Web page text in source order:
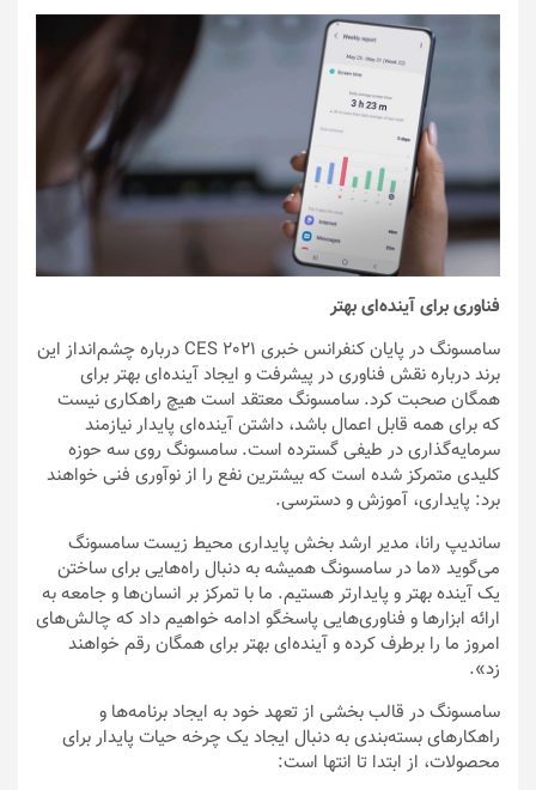
فناوری برای آینده‌ای بهتر
سامسونگ در پایان کنفرانس خبری CES 2021 درباره چشم‌انداز این
برند درباره نقش فناوری در پیشرفت و ایجاد آینده‌ای بهتر برای
همگان صحبت کرد. سامسونگ معتقد است هیچ راهکاری نیست
که برای همه قابل اعمال باشد، داشتن آینده‌ای پایدار نیازمند
سرمایه‌گذاری در طیفی گسترده است. سامسونگ روی سه حوزه
کلیدی متمرکز شده است که بیشترین نفع را از نوآوری فنی خواهند
برد: پایداری، آموزش و دسترسی.
ساندیپ رانا، مدیر ارشد بخش پایداری محیط زیست سامسونگ
می‌گوید «ما در سامسونگ همیشه به دنبال راه‌هایی برای ساختن
یک آینده بهتر و پایدارتر هستیم. ما با تمرکز بر انسان‌ها و جامعه به
ارائه ابزارها و فناوری‌هایی پاسخگو ادامه خواهیم داد که چالش‌های
امروز ما را برطرف کرده و آینده‌ای بهتر برای همگان رقم خواهند
زد».
سامسونگ در قالب بخشی از تعهد خود به ایجاد برنامه‌ها و
راهکارهای بسته‌بندی به دنبال ایجاد یک چرخه حیات پایدار برای
محصولات، از ابتدا تا انتها است: